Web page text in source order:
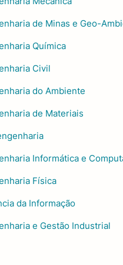
de Minas e Geo-
Química
Civil
do Ambiente
de Materiais
Informática e
Física
da Informação
e Gestão Industrial